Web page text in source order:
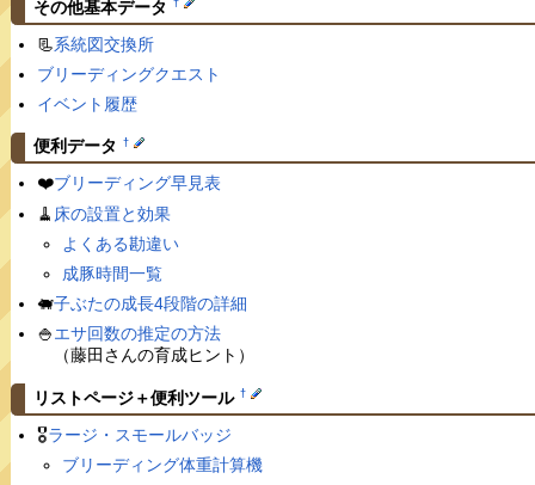
その他基本データ
📃系統図交換所
ブリーディングクエスト
イベント履歴
便利データ †
❤️ブリーディング早見表
🧹 床の設置と効果
よくある勘違い
成豚時間一覧
🐖子ぶたの成長4段階の詳細
🍚エサ回数の推定の方法
（藤田さんの育成ヒント）
リストページ＋便利ツール †
🎖ラージ・スモールバッジ
ブリーディング体重計算機